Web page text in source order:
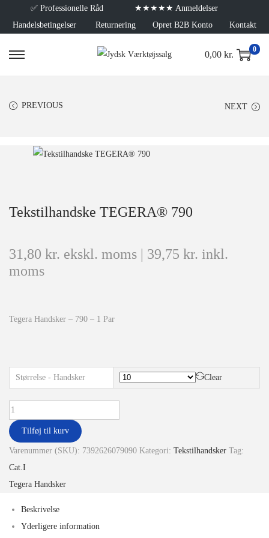
✅ Professionelle Råd
★★★★★ Anmeldelser
Handelsbetingelser
Returnering Opret B2B Konto Kontakt
0,00 kr. 0
PREVIOUS NEXT
Tekstilhandske TEGERA® 790
31,80 kr. ekskl. moms | 39,75 kr. inkl.
moms
Tegera Handsker – 790 – 1 Par
Størrelse - Handsker Clear
Tilføj til kurv
Varenummer (SKU): 7392626079090 Kategori: Tekstilhandsker Tag:
Cat.I
Tegera Handsker
Beskrivelse
Yderligere information